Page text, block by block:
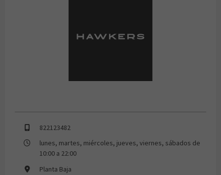
822123482
lunes, martes, miércoles, jueves, viernes, sábados de
10:00 a 22:00
Planta Baja